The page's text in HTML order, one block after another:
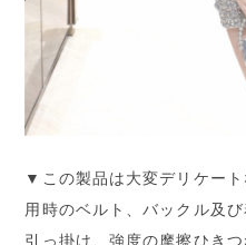
▼この製品は大変デリケー
用時のベルト、バックル及
引っ掛け、強度の摩擦ひき